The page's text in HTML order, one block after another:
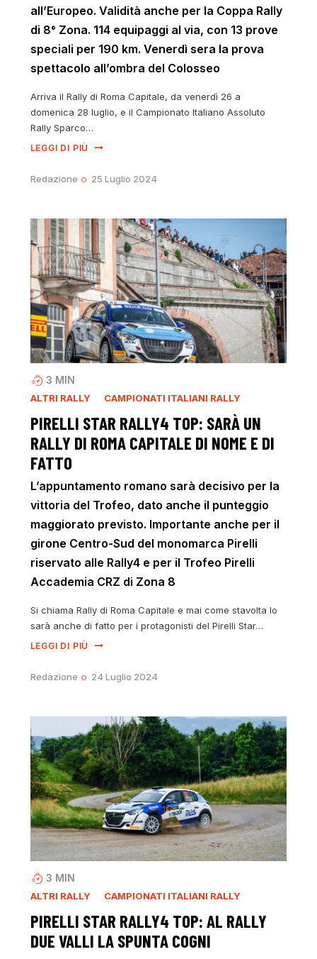
all’Europeo. Validità anche per la Coppa Rally
di 8° Zona. 114 equipaggi al via, con 13 prove
speciali per 190 km. Venerdì sera la prova
spettacolo all’ombra del Colosseo
Arriva il Rally di Roma Capitale, da venerdì 26 a
domenica 28 luglio, e il Campionato Italiano Assoluto
Rally Sparco…
LEGGI DI PIÙ
Redazione 25 Luglio 2024
3 MIN
ALTRI RALLY CAMPIONATI ITALIANI RALLY
PIRELLI STAR RALLY4 TOP: SARÀ UN
RALLY DI ROMA CAPITALE DI NOME E DI
FATTO
L’appuntamento romano sarà decisivo per la
vittoria del Trofeo, dato anche il punteggio
maggiorato previsto. Importante anche per il
girone Centro-Sud del monomarca Pirelli
riservato alle Rally4 e per il Trofeo Pirelli
Accademia CRZ di Zona 8
Si chiama Rally di Roma Capitale e mai come stavolta lo
sarà anche di fatto per i protagonisti del Pirelli Star…
LEGGI DI PIÙ
Redazione 24 Luglio 2024
3 MIN
ALTRI RALLY CAMPIONATI ITALIANI RALLY
PIRELLI STAR RALLY4 TOP: AL RALLY
DUE VALLI LA SPUNTA COGNI